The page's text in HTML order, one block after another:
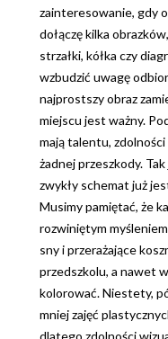
zainteresowanie, gdy
dołączę kilka
strzałki, kółka czy
wzbudzić uwagę
najprostszy obraz
miejscu jest ważny.
mają talentu,
żadnej przeszkody.
zwykły schemat już
Musimy pamiętać, że
rozwiniętym
sny i przerażające
przedszkolu, a nawet
kolorować. Niestety,
mniej zajęć